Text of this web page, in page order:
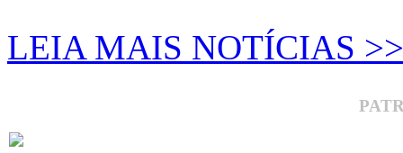
LEIA MAIS NOTÍCIAS >>